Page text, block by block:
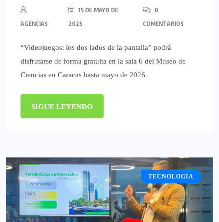
AGENCIAS
15 DE MAYO DE
2025
0
COMENTARIOS
“Videojuegos: los dos lados de la pantalla” podrá
disfrutarse de forma gratuita en la sala 6 del Museo de
Ciencias en Caracas hasta mayo de 2026.
SIGUE LEYENDO
TECNOLOGÍA